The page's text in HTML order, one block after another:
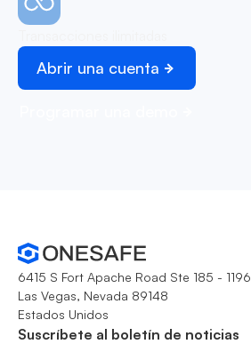
Abrir una cuenta
6415 S Fort Apache Road Ste 185 - 1196
Las Vegas, Nevada 89148
Estados Unidos
Suscríbete al boletín de noticias